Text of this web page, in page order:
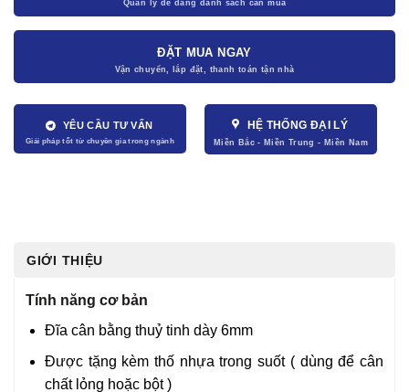
ĐẶT MUA NGAY
YÊU CẦU TƯ VẤN HỆ THỐNG ĐẠI LÝ
GIỚI THIỆU
Tính năng cơ bản
Đĩa cân bằng thuỷ tinh dày 6mm
Được tặng kèm thố nhựa trong suốt ( dùng để cân
chất lỏng hoặc bột )